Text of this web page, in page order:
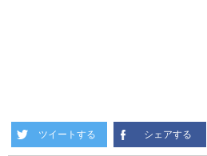
ツイートする シェアする